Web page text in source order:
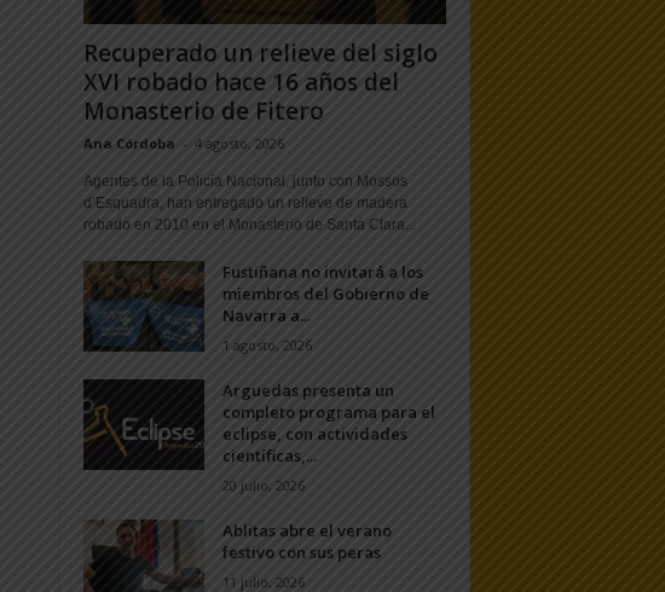
Recuperado un relieve del siglo
XVI robado hace 16 años del
Monasterio de Fitero
Ana Córdoba - 4 agosto, 2026
Agentes de la Policía Nacional, junto con Mossos
d’Esquadra, han entregado un relieve de madera
robado en 2010 en el Monasterio de Santa Clara...
Fustiñana no invitará a los
miembros del Gobierno de
Navarra a...
1 agosto, 2026
Arguedas presenta un
completo programa para el
eclipse, con actividades
científicas,...
20 julio, 2026
Ablitas abre el verano
festivo con sus peras
11 julio, 2026